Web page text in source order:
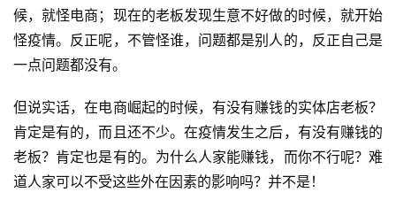
候，就怪电商；现在的老板发现生意不好做的时候，就开始
怪疫情。反正呢，不管怪谁，问题都是别人的，反正自己是
一点问题都没有。
但说实话，在电商崛起的时候，有没有赚钱的实体店老板？
肯定是有的，而且还不少。在疫情发生之后，有没有赚钱的
老板？肯定也是有的。为什么人家能赚钱，而你不行呢？难
道人家可以不受这些外在因素的影响吗？并不是！